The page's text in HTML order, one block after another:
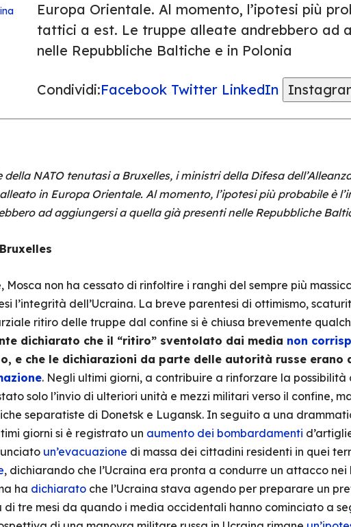
Europa Orientale. Al momento, l’ipotesi più
tattici a est. Le truppe alleate andrebbero ad
nelle Repubbliche Baltiche e in Polonia
Condividi:Facebook Twitter LinkedIn
della NATO tenutasi a Bruxelles, i ministri della Difesa
in Europa Orientale. Al momento, l’ipotesi più probabile è
ad aggiungersi a quella già presenti nelle Repubbliche
Mosca non ha cessato di rinfoltire i ranghi del sempre più
l’integrità dell’Ucraina. La breve parentesi di ottimismo,
ritiro delle truppe dal confine si è chiusa brevemente
dichiarato che il “ritiro” sventolato dai media non
e che le dichiarazioni da parte delle autorità russe erano
. Negli ultimi giorni, a contribuire a rinforzare la possibilità
solo l’invio di ulteriori unità e mezzi militari verso il confine,
separatiste di Donetsk e Lugansk. In seguito a una
giorni si è registrato un aumento dei bombardamenti
un’evacuazione di massa dei cittadini residenti in quei
, dichiarando che l’Ucraina era pronta a condurre un attacco
ha dichiaratoche l’Ucraina stava agendo per preparare un
di tre mesi da quando i media occidentali hanno cominciato a